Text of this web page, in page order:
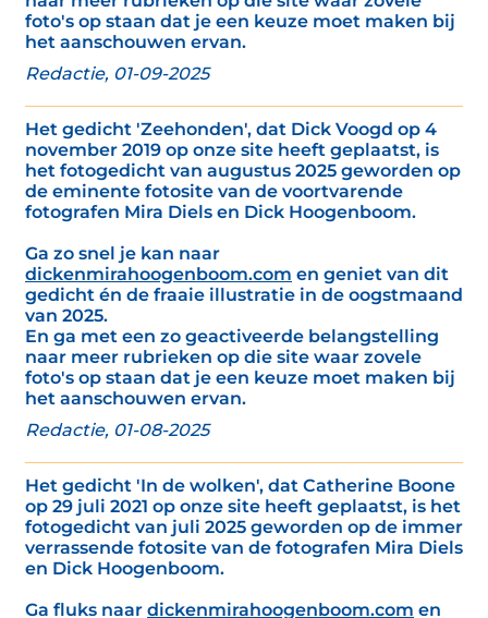
foto's op staan dat je een keuze moet maken bij
het aanschouwen ervan.
Redactie, 01-09-2025
Het gedicht 'Zeehonden', dat Dick Voogd op 4
november 2019 op onze site heeft geplaatst, is
het fotogedicht van augustus 2025 geworden op
de eminente fotosite van de voortvarende
fotografen Mira Diels en Dick Hoogenboom.
Ga zo snel je kan naar
dickenmirahoogenboom.com en geniet van dit
gedicht én de fraaie illustratie in de oogstmaand
van 2025.
En ga met een zo geactiveerde belangstelling
naar meer rubrieken op die site waar zovele
foto's op staan dat je een keuze moet maken bij
het aanschouwen ervan.
Redactie, 01-08-2025
Het gedicht 'In de wolken', dat Catherine Boone
op 29 juli 2021 op onze site heeft geplaatst, is het
fotogedicht van juli 2025 geworden op de immer
verrassende fotosite van de fotografen Mira Diels
en Dick Hoogenboom.
Ga fluks naar dickenmirahoogenboom.com en